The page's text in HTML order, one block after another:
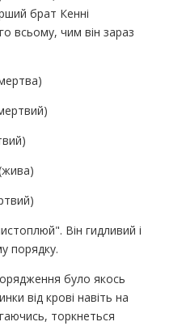
брат Кенні
всьому, чим він зараз
Він гидливий і
порядку.
було якось
від крові навіть на
торкнеться